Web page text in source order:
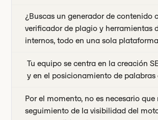
¿Buscas un generador de contenido
verificador de plagio y herramientas
internos, todo en una sola
Tu equipo se centra en la creación
y en el posicionamiento de palabras
Por el momento, no es necesario que
seguimiento de la visibilidad del